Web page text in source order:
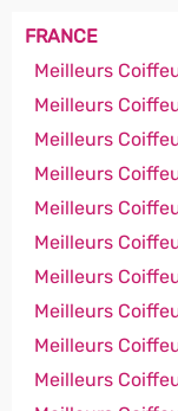
FRANCE
Meilleurs
Meilleurs
Meilleurs
Meilleurs
Meilleurs
Meilleurs
Meilleurs
Meilleurs
Meilleurs
Meilleurs